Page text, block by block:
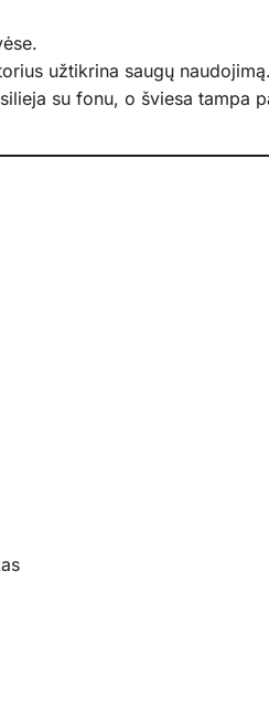
užtikrina saugų naudojimą.
su fonu, o šviesa tampa